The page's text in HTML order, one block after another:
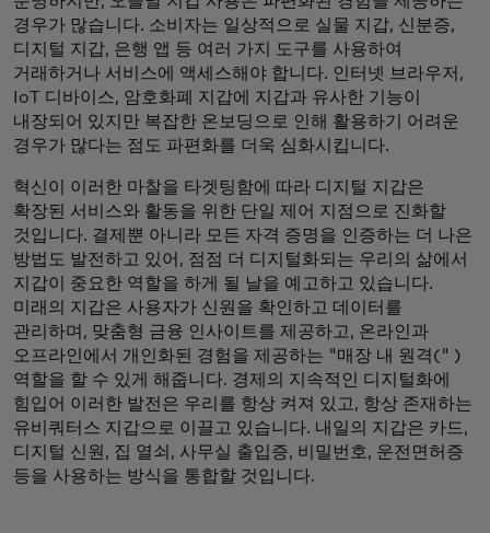
경우가 많습니다. 소비자는 일상적으로 실물 지갑, 신분증,
디지털 지갑, 은행 앱 등 여러 가지 도구를 사용하여
거래하거나 서비스에 액세스해야 합니다. 인터넷 브라우저,
IoT 디바이스, 암호화폐 지갑에 지갑과 유사한 기능이
내장되어 있지만 복잡한 온보딩으로 인해 활용하기 어려운
경우가 많다는 점도 파편화를 더욱 심화시킵니다.
혁신이 이러한 마찰을 타겟팅함에 따라 디지털 지갑은
확장된 서비스와 활동을 위한 단일 제어 지점으로 진화할
것입니다. 결제뿐 아니라 모든 자격 증명을 인증하는 더 나은
방법도 발전하고 있어, 점점 더 디지털화되는 우리의 삶에서
지갑이 중요한 역할을 하게 될 날을 예고하고 있습니다.
미래의 지갑은 사용자가 신원을 확인하고 데이터를
관리하며, 맞춤형 금융 인사이트를 제공하고, 온라인과
오프라인에서 개인화된 경험을 제공하는 "매장 내 원격(" )
역할을 할 수 있게 해줍니다. 경제의 지속적인 디지털화에
힘입어 이러한 발전은 우리를 항상 켜져 있고, 항상 존재하는
유비쿼터스 지갑으로 이끌고 있습니다. 내일의 지갑은 카드,
디지털 신원, 집 열쇠, 사무실 출입증, 비밀번호, 운전면허증
등을 사용하는 방식을 통합할 것입니다.